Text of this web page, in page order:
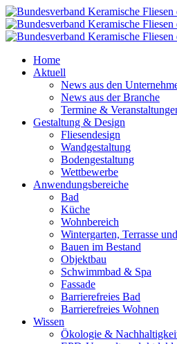
Zum
Inhalt
springen
Home
Aktuell
News aus den
News aus der Branche
Termine &
Gestaltung & Design
Fliesendesign
Wandgestaltung
Bodengestaltung
Wettbewerbe
Anwendungsbereiche
Bad
Küche
Wohnbereich
Wintergarten, Terrasse
Bauen im Bestand
Objektbau
Schwimmbad & Spa
Fassade
Barrierefreies Bad
Barrierefreies Wohnen
Wissen
Ökologie &